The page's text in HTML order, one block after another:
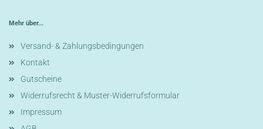
Mehr über...
Versand- & Zahlungsbedingungen
Kontakt
Gutscheine
Widerrufsrecht & Muster-Widerrufsformular
Impressum